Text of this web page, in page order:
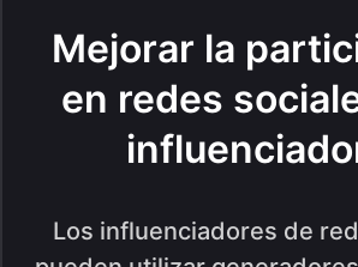
Mejorar la
en redes
Los influenciadores de